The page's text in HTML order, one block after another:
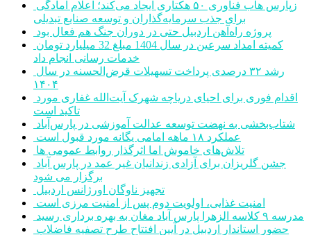
برای جذب سرمایه‌گذاران و توسعه صنایع تبدیلی
پروژه راه‌آهن اردبیل حتی در دوران جنگ هم فعال بود
خدمات رسانی انجام داد
۱۴۰۴
تاکید است
شتاب‌بخشی به نهضت توسعه عدالت آموزشی در پارس‌آباد
عملکرد ۱۸ ماهه امامی یگانه مورد قبول است
تلاش‌های خاموش اما اثرگذار روابط عمومی ها
برگزار می شود
تجهیز ناوگان اورژانس اردبیل
امنیت غذایی، اولویت دوم پس از امنیت مرزی است
مدرسه ۹ کلاسه الزهرا پارس آباد مغان به بهره برداری رسید